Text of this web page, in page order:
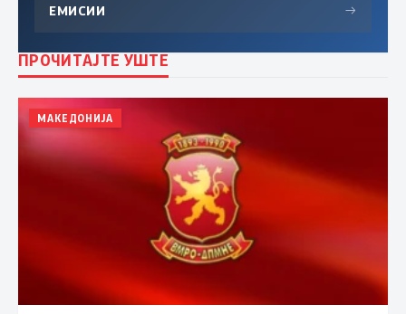
ЕМИСИИ →
ПРОЧИТАЈТЕ УШТЕ
МАКЕДОНИЈА